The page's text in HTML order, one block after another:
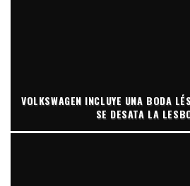
VOLKSWAGEN INCLUYE UNA BODA
SE DESATA LA